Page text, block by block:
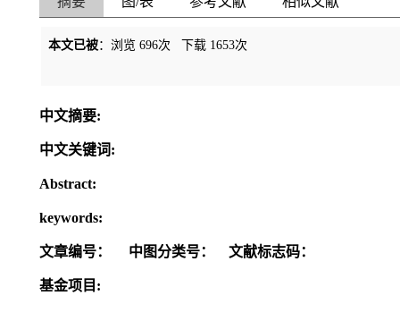
本文已被：浏览 696次 下载 1653次
中文摘要:
中文关键词:
Abstract:
keywords:
文章编号： 中图分类号： 文献标志码：
基金项目: